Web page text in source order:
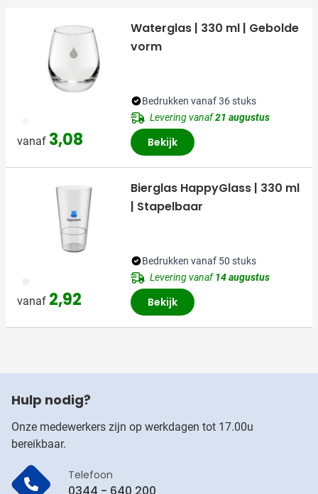
vanaf 3,08
Waterglas | 330 ml | Gebolde
vorm
Bedrukken vanaf 36 stuks
Levering vanaf21 augustus
Bekijk
vanaf 2,92
Bierglas HappyGlass | 330 ml
| Stapelbaar
Bedrukken vanaf 50 stuks
Levering vanaf14 augustus
Bekijk
Hulp nodig?
Onze medewerkers zijn op werkdagen tot 17.00u
bereikbaar.
Telefoon